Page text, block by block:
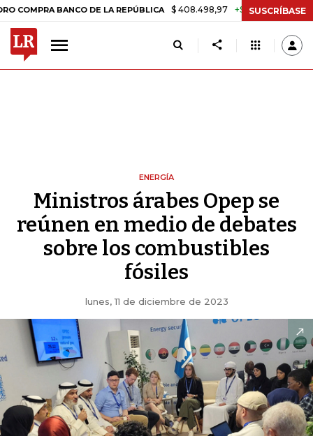
BANCO DE LA REPÚBLICA $ 408.498,97 +$ 8.753,81 +2,19%
SUSCRÍBASE
ENERGÍA
Ministros árabes Opep se
reúnen en medio de debates
sobre los combustibles
fósiles
lunes, 11 de diciembre de 2023